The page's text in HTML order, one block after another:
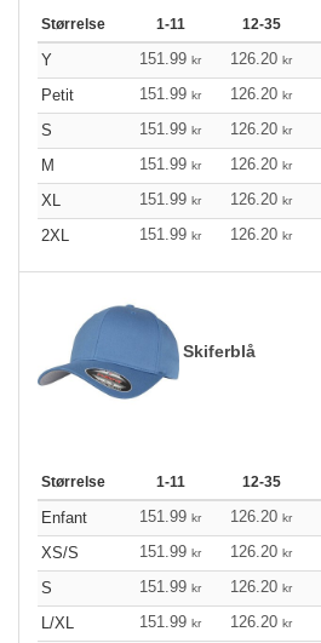
Størrelse 1-11 12-35
Y 151.99 kr 126.20 kr
Petit
151.99 kr 126.20 kr
S
151.99 kr 126.20 kr
M
151.99 kr 126.20 kr
XL
151.99 kr 126.20 kr
2XL
151.99 kr 126.20 kr
Skiferblå
Størrelse 1-11 12-35
Enfant 151.99 kr 126.20 kr
XS/S
151.99 kr 126.20 kr
S
151.99 kr 126.20 kr
L/XL
151.99 kr 126.20 kr